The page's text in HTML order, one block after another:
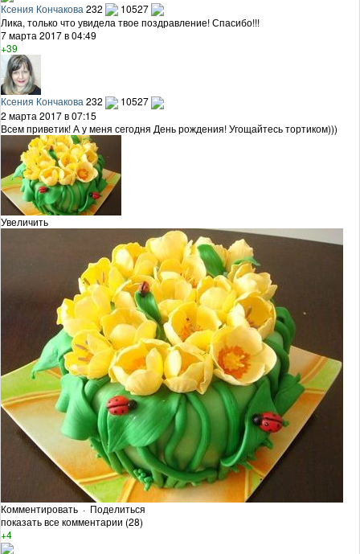
Ксения Кончакова 232
10527
Лика, только что увидела твое поздравление! Спасибо!!!
7 марта 2017 в 04:49
+39
Ксения Кончакова 232
10527
2 марта 2017 в 07:15
Всем приветик! А у меня сегодня День рождения! Угощайтесь тортиком)))
Увеличить
Комментировать · Поделиться
показать все комментарии (28)
+4